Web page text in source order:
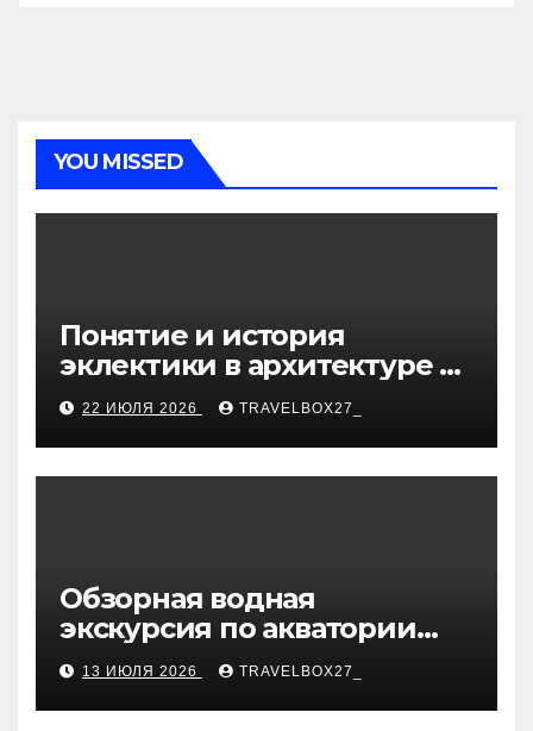
YOU MISSED
Понятие и история
эклектики в архитектуре и
дизайне интерьеров
22 ИЮЛЯ 2026 TRAVELBOX27_
Обзорная водная
экскурсия по акватории
бухты Песчаная
13 ИЮЛЯ 2026 TRAVELBOX27_